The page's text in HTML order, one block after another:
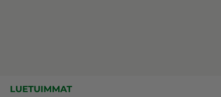
LUETUIMMAT